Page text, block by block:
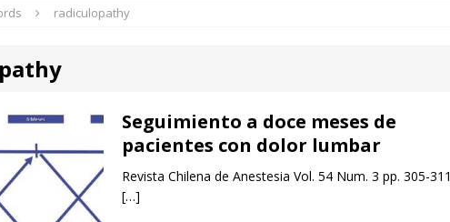
radiculopathy
Seguimiento a doce meses de
pacientes con dolor lumbar
Revista Chilena de Anestesia Vol. 54 Num. 3 pp. 305-311
[…]